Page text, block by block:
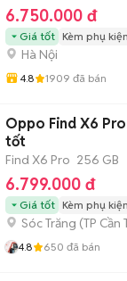
6.750.000 đ
Giá tốt Kèm phụ kiện
Hà Nội
4.8 1909 đã bán
Oppo Find X6
tốt
Find X6 Pro 256 GB
6.799.000 đ
Giá tốt Kèm phụ kiện
Sóc Trăng (TP Cần
4.8 650 đã bán